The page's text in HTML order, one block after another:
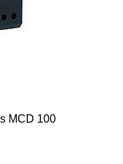
MCD 100